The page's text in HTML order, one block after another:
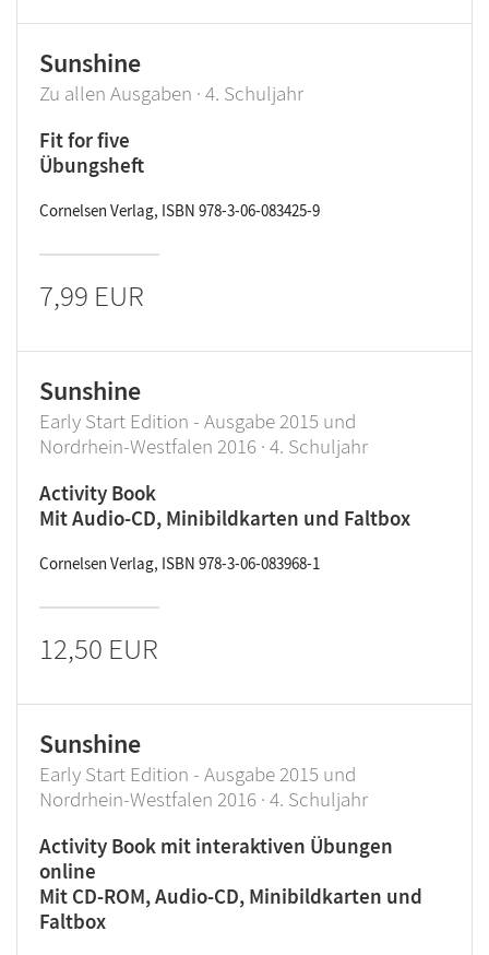
Sunshine
Zu allen Ausgaben · 4. Schuljahr
Fit for five
Übungsheft
Cornelsen Verlag, ISBN 978-3-06-083425-9
7,99 EUR
Sunshine
Early Start Edition - Ausgabe 2015 und
Nordrhein-Westfalen 2016 · 4. Schuljahr
Activity Book
Mit Audio-CD, Minibildkarten und Faltbox
Cornelsen Verlag, ISBN 978-3-06-083968-1
12,50 EUR
Sunshine
Early Start Edition - Ausgabe 2015 und
Nordrhein-Westfalen 2016 · 4. Schuljahr
Activity Book mit interaktiven Übungen
online
Mit CD-ROM, Audio-CD, Minibildkarten und
Faltbox